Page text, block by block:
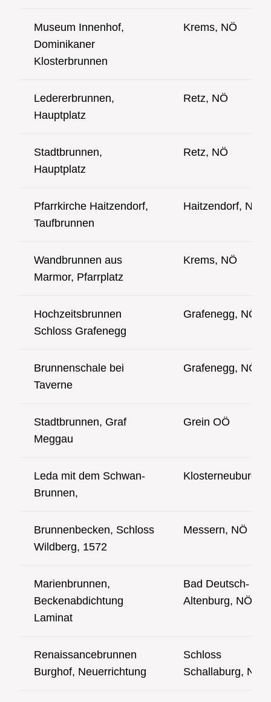
Museum Innenhof,
Dominikaner
Klosterbrunnen
Krems, NÖ
Ledererbrunnen,
Hauptplatz
Retz, NÖ
Stadtbrunnen,
Hauptplatz
Retz, NÖ
Pfarrkirche Haitzendorf,
Taufbrunnen
Haitzendorf, NÖ
Wandbrunnen aus
Marmor, Pfarrplatz
Krems, NÖ
Hochzeitsbrunnen
Schloss Grafenegg
Grafenegg, NÖ
Brunnenschale bei
Taverne
Grafenegg, NÖ
Stadtbrunnen, Graf
Meggau
Grein OÖ
Leda mit dem Schwan-
Brunnen,
Klosterneuburg,
Brunnenbecken, Schloss
Wildberg, 1572
Messern, NÖ
Marienbrunnen,
Beckenabdichtung
Laminat
Bad Deutsch-
Altenburg, NÖ
Renaissancebrunnen
Burghof, Neuerrichtung
Schloss
Schallaburg, NÖ